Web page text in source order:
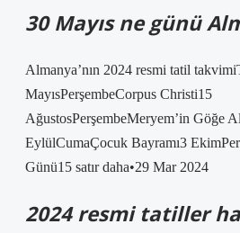
30 Mayıs ne günü
Almanya’nın 2024 resmi tatil
MayısPerşembeCorpus Christi15
AğustosPerşembeMeryem’in Göğe
EylülCumaÇocuk Bayramı3
Günü15 satır daha•29 Mar 2024
2024 resmi tatiller